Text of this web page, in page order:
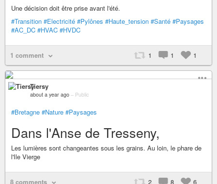
Une décision doit être prise avant l'été.
#Transition #Electricité #Pylônes #Haute_tension #Santé #Paysages
#AC_DC #HVAC #HVDC
1 comment 1 1 1
Tiersy
about a year ago – Public
#Bretagne #Nature #Paysages
Dans l'Anse de Tresseny,
Les lumières sont changeantes sous les grains. Au loin, le phare de
l'Ile Vierge
8 comments 2 8 6